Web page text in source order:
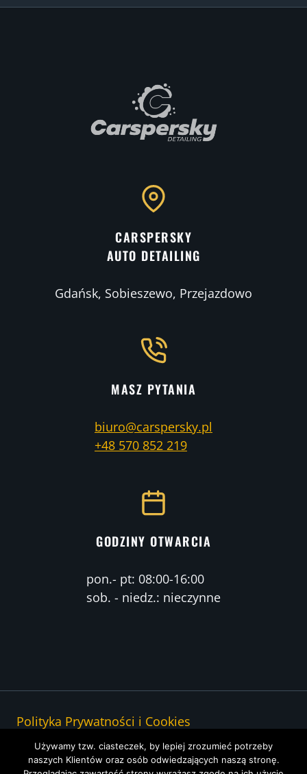
CARSPERSKY
AUTO DETAILING
Gdańsk, Sobieszewo, Przejazdowo
MASZ PYTANIA
biuro@carspersky.pl
+48 570 852 219
GODZINY OTWARCIA
pon.- pt: 08:00-16:00
sob. - niedz.: nieczynne
Polityka Prywatności i Cookies
Regulamin portalu carspersky.pl
Używamy tzw. ciasteczek, by lepiej zrozumieć potrzeby
naszych Klientów oraz osób odwiedzających naszą stronę.